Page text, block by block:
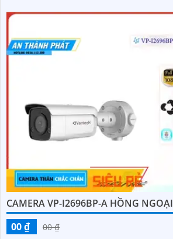
CAMERA VP-I2696BP-A HỒNG NGOẠI
00 ₫
00 ₫